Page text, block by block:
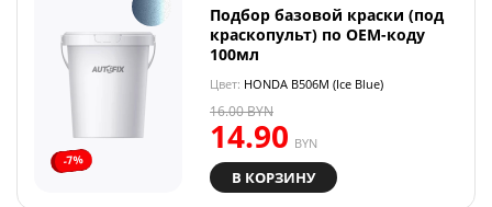
-7%
Подбор базовой краски (под
краскопульт) по OEM-коду
100мл
Цвет: HONDA B506M (Ice Blue)
14.90 BYN
16.00BYN
В КОРЗИНУ